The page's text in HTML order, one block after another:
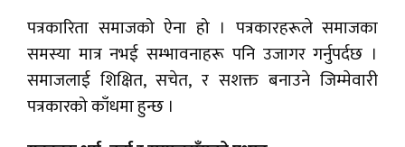
पत्रकारिता समाजको ऐना हो । पत्रकारहरूले समाजका
समस्या मात्र नभई सम्भावनाहरू पनि उजागर गर्नुपर्दछ ।
समाजलाई शिक्षित, सचेत, र सशक्त बनाउने जिम्मेवारी
पत्रकारको काँधमा हुन्छ ।